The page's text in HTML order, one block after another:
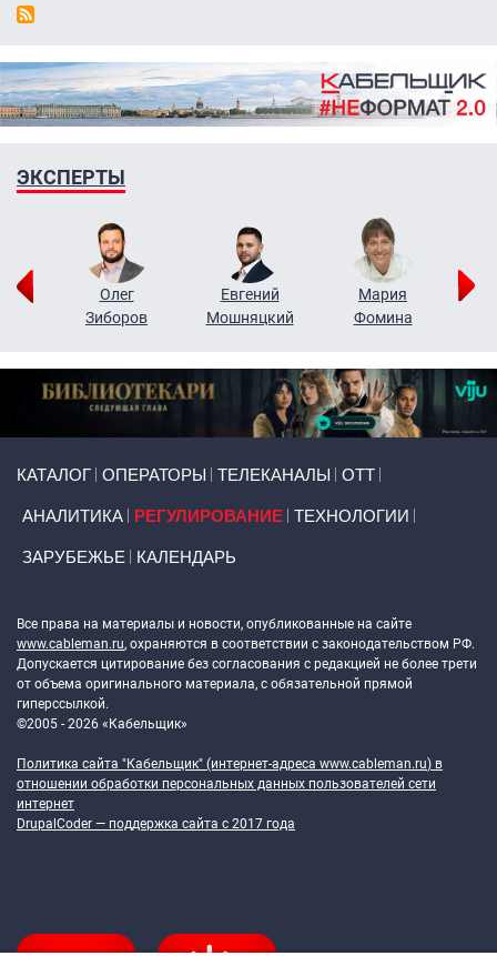
ЭКСПЕРТЫ
Олег
Зиборов
Евгений
Мошняцкий
Мария
Фомина
КАТАЛОГ ОПЕРАТОРЫ ТЕЛЕКАНАЛЫ ОТТ
АНАЛИТИКА РЕГУЛИРОВАНИЕ ТЕХНОЛОГИИ
ЗАРУБЕЖЬЕ КАЛЕНДАРЬ
Все права на материалы и новости, опубликованные на сайте
www.cableman.ru, охраняются в соответствии с законодательством РФ.
Допускается цитирование без согласования с редакцией не более трети
от объема оригинального материала, с обязательной прямой
гиперссылкой.
©2005 - 2026 «Кабельщик»
Политика сайта "Кабельщик" (интернет-адреса www.cableman.ru) в
отношении обработки персональных данных пользователей сети
интернет
DrupalCoder — поддержка сайта c 2017 года